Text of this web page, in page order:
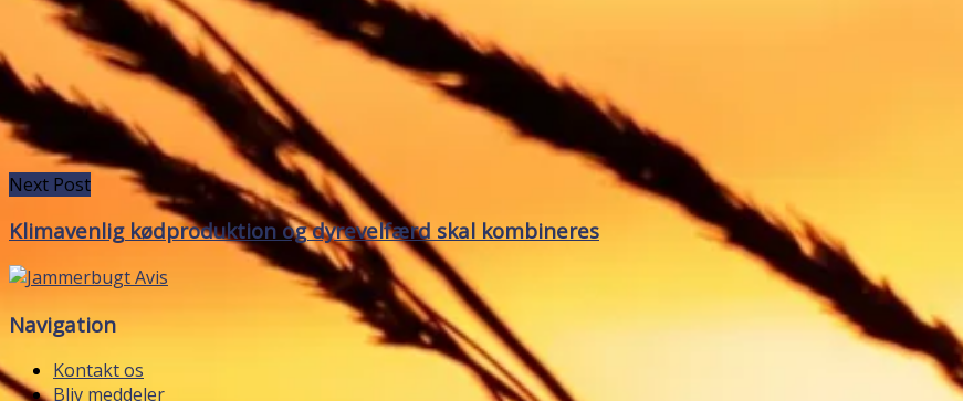
Next Post
Klimavenlig kødproduktion og dyrevelfærd skal kombineres
Navigation
Kontakt os
Bliv meddeler